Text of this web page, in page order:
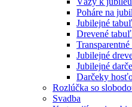
Poháre na
Jubilejné
Drevené
Jubilejné
Jubilejné
Darčeky
Rozlúčka so
Svadba